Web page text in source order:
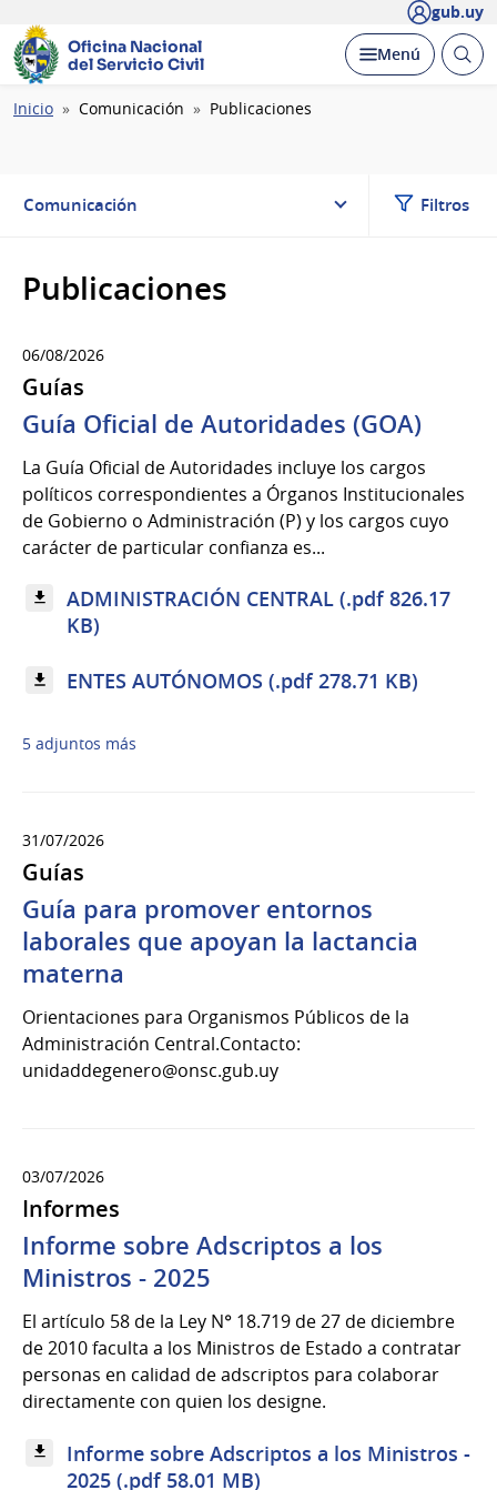
gub.uy
Oficina Nacional
del Servicio Civil
Desplegar
Menú Abrir
Ruta
Inicio Comunicación Publicaciones
Comunicación Filtros
Publicaciones
06/08/2026
Guías
Guía Oficial de Autoridades (GOA)
La Guía Oficial de Autoridades incluye los cargos
políticos correspondientes a Órganos Institucionales
de Gobierno o Administración (P) y los cargos cuyo
carácter de particular confianza es...
ADMINISTRACIÓN CENTRAL (.pdf 826.17
KB)
ENTES AUTÓNOMOS (.pdf 278.71 KB)
5 adjuntos más
31/07/2026
Guías
Guía para promover entornos
laborales que apoyan la lactancia
materna
Orientaciones para Organismos Públicos de la
Administración Central.Contacto:
unidaddegenero@onsc.gub.uy
03/07/2026
Informes
Informe sobre Adscriptos a los
Ministros - 2025
El artículo 58 de la Ley N° 18.719 de 27 de diciembre
de 2010 faculta a los Ministros de Estado a contratar
personas en calidad de adscriptos para colaborar
directamente con quien los designe.
Informe sobre Adscriptos a los Ministros -
2025 (.pdf 58.01 MB)